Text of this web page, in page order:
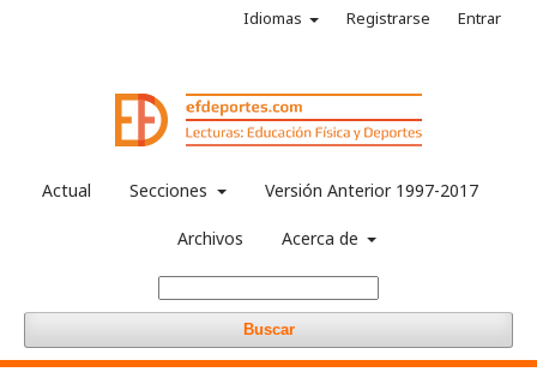
Actual Secciones Versión Anterior 1997-2017
Archivos Acerca de
Buscar
Idiomas Registrarse Entrar